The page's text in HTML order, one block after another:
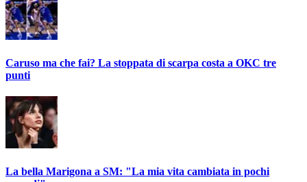
Caruso ma che fai? La stoppata di scarpa costa a OKC tre
punti
La bella Marigona a SM: "La mia vita cambiata in pochi